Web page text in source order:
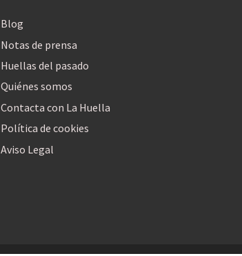
Blog
Notas de prensa
Huellas del pasado
Quiénes somos
Contacta con La Huella
Política de cookies
Aviso Legal